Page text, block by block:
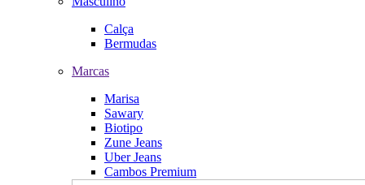
Calça
Bermudas
Marcas
Marisa
Sawary
Biotipo
Zune Jeans
Uber Jeans
Cambos Premium